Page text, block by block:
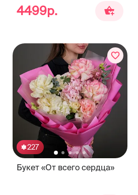
4499р.
227
Букет «От всего сердца»